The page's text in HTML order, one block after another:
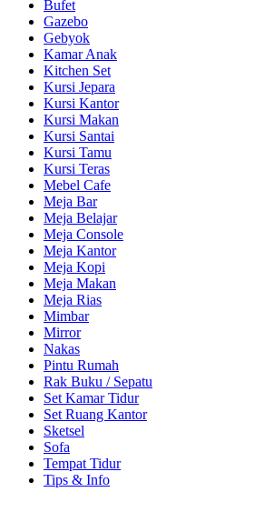
Bufet
Gazebo
Gebyok
Kamar Anak
Kitchen Set
Kursi Jepara
Kursi Kantor
Kursi Makan
Kursi Santai
Kursi Tamu
Kursi Teras
Mebel Cafe
Meja Bar
Meja Belajar
Meja Console
Meja Kantor
Meja Kopi
Meja Makan
Meja Rias
Mimbar
Mirror
Nakas
Pintu Rumah
Rak Buku / Sepatu
Set Kamar Tidur
Set Ruang Kantor
Sketsel
Sofa
Tempat Tidur
Tips & Info